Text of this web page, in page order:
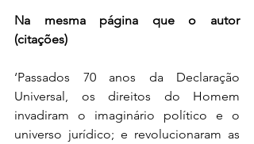
Na mesma página que o autor
(citações)
‘Passados 70 anos da Declaração
Universal, os direitos do Homem
invadiram o imaginário político e o
universo jurídico; e revolucionaram as